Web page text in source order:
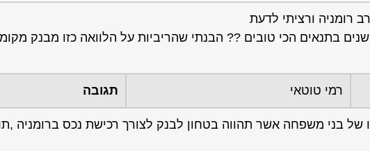
רומניה ורציתי לדעת
מהיכן אני יכול להשיג הלוואת בלון ל 5 שנים בתנאים הכי טובים ?? הבנתי שהריביות על הלוואה כזו
רמי טוטאי תגובה
בני משפחה אשר תהווה בטחון לבנק לצורך רכישת נכס ברומניה